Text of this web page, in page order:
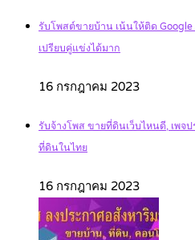
รับโพสต์ขายบ้าน เน้นให้ติด
เปรียบคู่แข่งได้มาก
16 กรกฎาคม 2023
รับจ้างโพส ขายที่ดินเว็บไหนดี, เพ
ที่ดินในไทย
16 กรกฎาคม 2023